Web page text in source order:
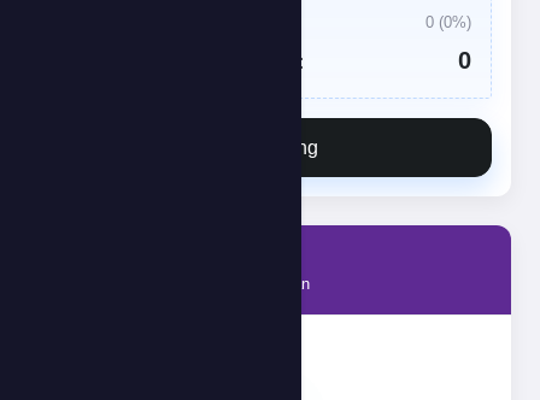
0 (0%)
Tổng tiền cần thanh toán: 0
Đặt hàng
Thông tin tài khoản của bạn